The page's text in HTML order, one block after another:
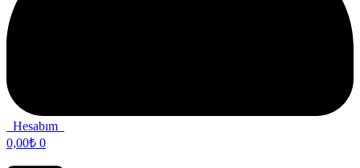
Hesabım
0,00₺ 0